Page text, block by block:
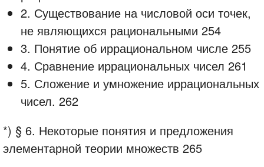
2. Существование на числовой оси точек,
не являющихся рациональными 254
3. Понятие об иррациональном числе 255
4. Сравнение иррациональных чисел 261
5. Сложение и умножение иррациональных
чисел. 262
*) § 6. Некоторые понятия и предложения
элементарной теории множеств 265